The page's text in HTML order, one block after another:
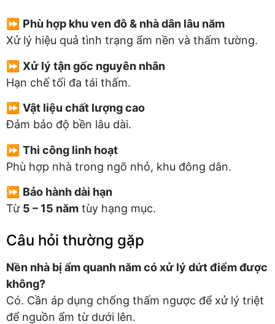
⏩ Phù hợp khu ven đô & nhà dân lâu năm
Xử lý hiệu quả tình trạng ẩm nền và thấm tường.
⏩ Xử lý tận gốc nguyên nhân
Hạn chế tối đa tái thấm.
⏩ Vật liệu chất lượng cao
Đảm bảo độ bền lâu dài.
⏩ Thi công linh hoạt
Phù hợp nhà trong ngõ nhỏ, khu đông dân.
⏩ Bảo hành dài hạn
Từ 5 – 15 năm tùy hạng mục.
Câu hỏi thường gặp
Nền nhà bị ẩm quanh năm có xử lý dứt điểm được
không?
Có. Cần áp dụng chống thấm ngược để xử lý triệt
để nguồn ẩm từ dưới lên.